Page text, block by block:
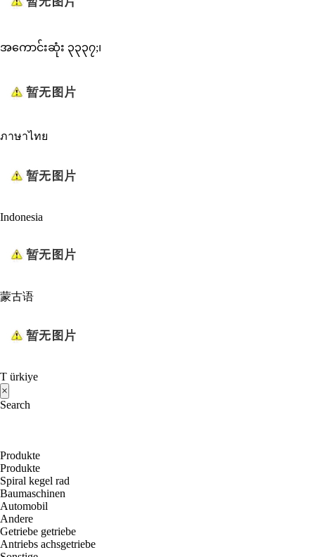
အကောင်းဆုံး ၃၃၃၇;၊
ภาษาไทย
Indonesia
蒙古语
T ürkiye
×
Search
Produkte
Produkte
Spiral kegel rad
Baumaschinen
Automobil
Andere
Getriebe getriebe
Antriebs achsgetriebe